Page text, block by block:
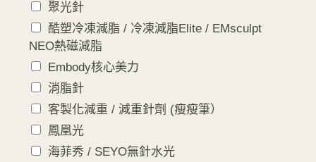
聚光針
酷塑冷凍減脂 / 冷凍減脂Elite / EMsculpt
NEO熱磁減脂
Embody核心美力
消脂針
客製化減重 / 減重針劑 (瘦瘦筆）
鳳凰光
海菲秀 / SEYO無針水光